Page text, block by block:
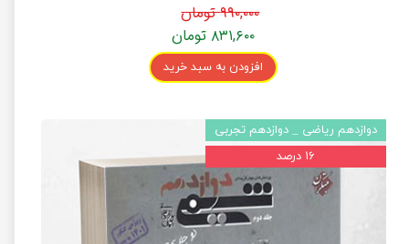
۹۹۰,۰۰۰ تومان
۸۳۱,۶۰۰ تومان
افزودن به سبد خرید
دوازدهم ریاضی _ دوازدهم تجربی
۱۶ درصد